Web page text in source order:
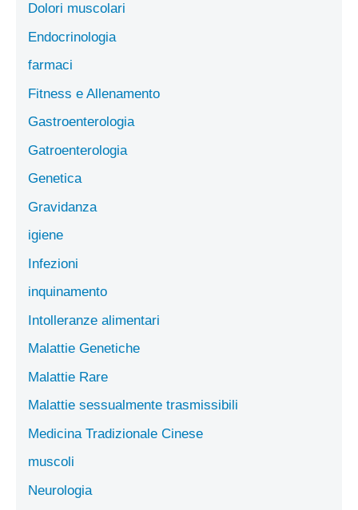
Dolori muscolari
Endocrinologia
farmaci
Fitness e Allenamento
Gastroenterologia
Gatroenterologia
Genetica
Gravidanza
igiene
Infezioni
inquinamento
Intolleranze alimentari
Malattie Genetiche
Malattie Rare
Malattie sessualmente trasmissibili
Medicina Tradizionale Cinese
muscoli
Neurologia